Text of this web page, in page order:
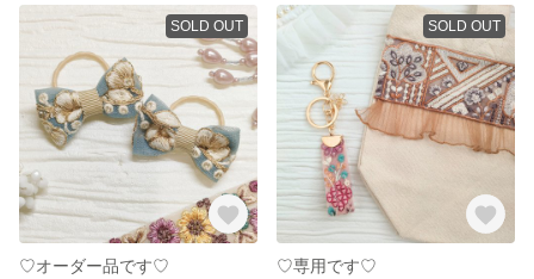
SOLD OUT
♡オーダー品です♡
SOLD OUT
♡専用です♡